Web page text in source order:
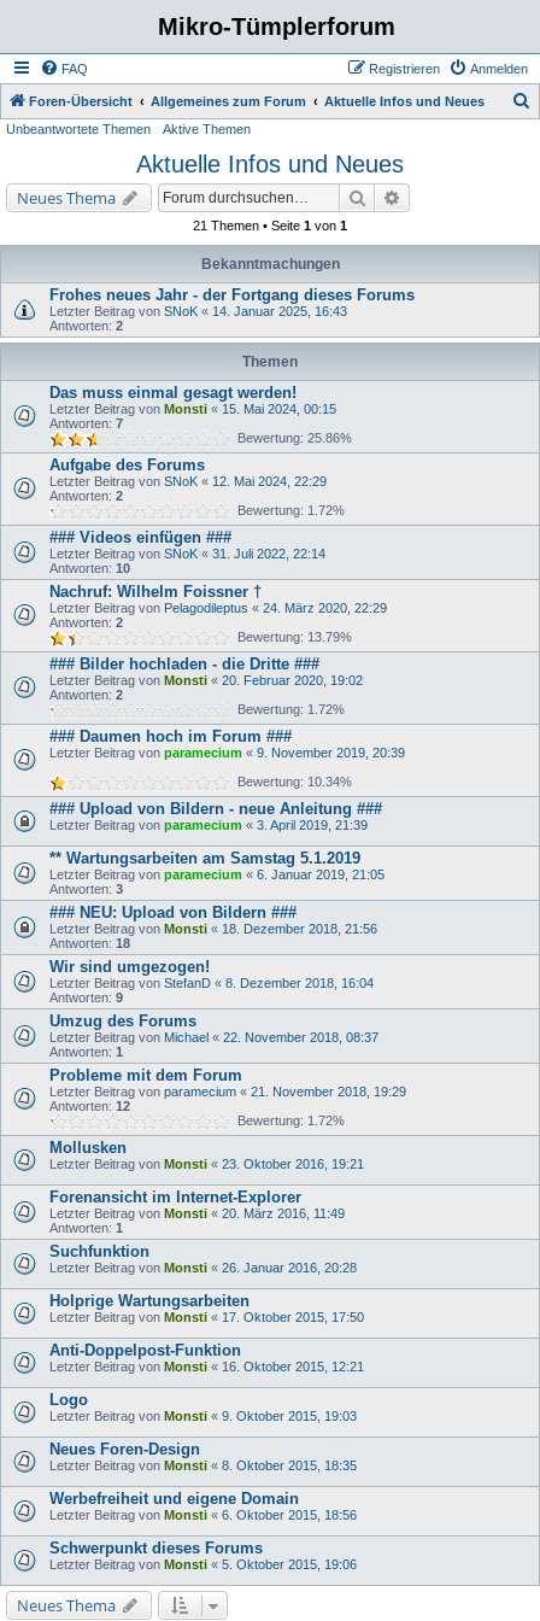
Mikro-Tümplerforum
FAQ Anmelden
Registrieren
Foren-Übersicht Allgemeines zum Forum Aktuelle Infos und Neues
Unbeantwortete Themen Aktive Themen
Aktuelle Infos und Neues
Neues Thema Suche
21 Themen • Seite 1 von 1
Bekanntmachungen
Frohes neues Jahr - der Fortgang dieses Forums
Letzter Beitrag von SNoK « 14. Januar 2025, 16:43
Antworten: 2
Themen
Das muss einmal gesagt werden!
Letzter Beitrag von Monsti « 15. Mai 2024, 00:15
Antworten: 7
Bewertung: 25.86%
Aufgabe des Forums
Letzter Beitrag von SNoK « 12. Mai 2024, 22:29
Antworten: 2
Bewertung: 1.72%
### Videos einfügen ###
Letzter Beitrag von SNoK « 31. Juli 2022, 22:14
Antworten: 10
Nachruf: Wilhelm Foissner †
Letzter Beitrag von Pelagodileptus « 24. März 2020, 22:29
Antworten: 2
Bewertung: 13.79%
### Bilder hochladen - die Dritte ###
Letzter Beitrag von Monsti « 20. Februar 2020, 19:02
Antworten: 2
Bewertung: 1.72%
### Daumen hoch im Forum ###
Letzter Beitrag von paramecium « 9. November 2019, 20:39
Bewertung: 10.34%
### Upload von Bildern - neue Anleitung ###
Letzter Beitrag von paramecium « 3. April 2019, 21:39
** Wartungsarbeiten am Samstag 5.1.2019
Letzter Beitrag von paramecium « 6. Januar 2019, 21:05
Antworten: 3
### NEU: Upload von Bildern ###
Letzter Beitrag von Monsti « 18. Dezember 2018, 21:56
Antworten: 18
Wir sind umgezogen!
Letzter Beitrag von StefanD « 8. Dezember 2018, 16:04
Antworten: 9
Umzug des Forums
Letzter Beitrag von Michael « 22. November 2018, 08:37
Antworten: 1
Probleme mit dem Forum
Letzter Beitrag von paramecium « 21. November 2018, 19:29
Antworten: 12
Bewertung: 1.72%
Mollusken
Letzter Beitrag von Monsti « 23. Oktober 2016, 19:21
Forenansicht im Internet-Explorer
Letzter Beitrag von Monsti « 20. März 2016, 11:49
Antworten: 1
Suchfunktion
Letzter Beitrag von Monsti « 26. Januar 2016, 20:28
Holprige Wartungsarbeiten
Letzter Beitrag von Monsti « 17. Oktober 2015, 17:50
Anti-Doppelpost-Funktion
Letzter Beitrag von Monsti « 16. Oktober 2015, 12:21
Logo
Letzter Beitrag von Monsti « 9. Oktober 2015, 19:03
Neues Foren-Design
Letzter Beitrag von Monsti « 8. Oktober 2015, 18:35
Werbefreiheit und eigene Domain
Letzter Beitrag von Monsti « 6. Oktober 2015, 18:56
Schwerpunkt dieses Forums
Letzter Beitrag von Monsti « 5. Oktober 2015, 19:06
Neues Thema